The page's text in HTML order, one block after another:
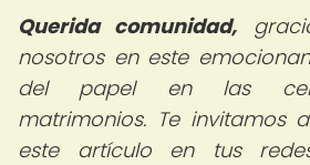
Querida comunidad,
nosotros en este
del papel en las
matrimonios. Te invitamos
este artículo en tus